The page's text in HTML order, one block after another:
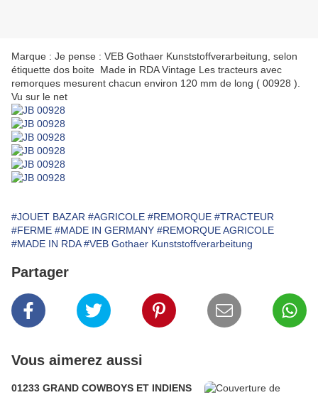
Marque : Je pense : VEB Gothaer Kunststoffverarbeitung, selon
étiquette dos boite Made in RDA Vintage Les tracteurs avec
remorques mesurent chacun environ 120 mm de long ( 00928 ).
Vu sur le net
#JOUET BAZAR #AGRICOLE #REMORQUE #TRACTEUR
#FERME #MADE IN GERMANY #REMORQUE AGRICOLE
#MADE IN RDA #VEB Gothaer Kunststoffverarbeitung
Partager
Vous aimerez aussi
01233 GRAND COWBOYS ET INDIENS